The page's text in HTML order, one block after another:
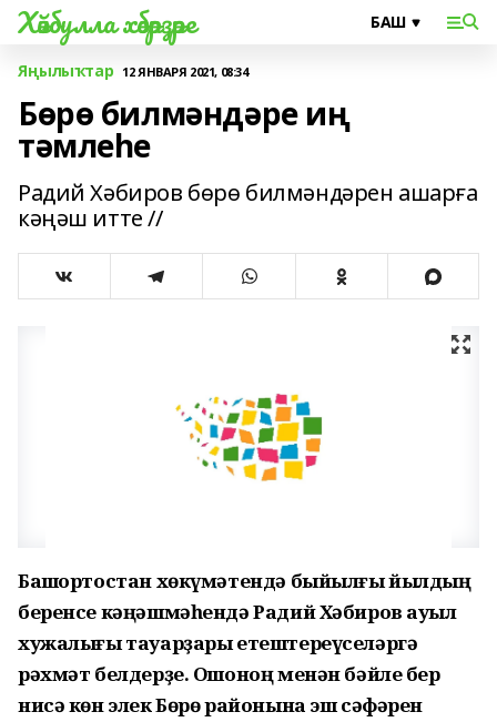
Хәйбулла хәбәрҙәре
Яңылыҡтар 12 ЯНВАРЯ 2021, 08:34
Бөрө билмәндәре иң
тәмлеһе
Радий Хәбиров бөрө билмәндәрен ашарға
кәңәш итте //
Башҡортостан хөкүмәтендә быйылғы йылдың
беренсе кәңәшмәһендә Радий Хәбиров ауыл
хужалығы тауарҙары етештереүселәргә
рәхмәт белдерҙе. Ошоноң менән бәйле бер
нисә көн элек Бөрө районына эш сәфәрен